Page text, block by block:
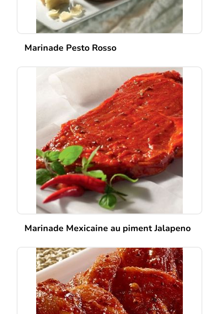
Marinade Pesto Rosso
Marinade Mexicaine au piment Jalapeno